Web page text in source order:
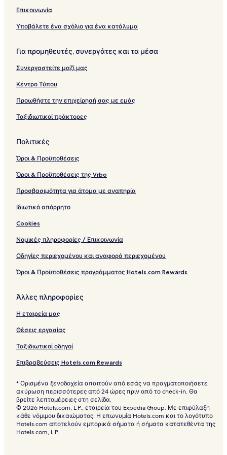
yony
Επικοινωνία
Υποβάλετε ένα σχόλιο για ένα κατάλυμα
Για προμηθευτές, συνεργάτες και τα μέσα
Συνεργαστείτε μαζί μας
Κέντρο Τύπου
Προωθήστε την επιχείρησή σας με εμάς
Ταξιδιωτικοί πράκτορες
Πολιτικές
Όροι & Προϋποθέσεις
Όροι & Προϋποθέσεις της Vrbo
Προσβασιμότητα για άτομα με αναπηρία
Ιδιωτικό απόρρητο
Cookies
Νομικές πληροφορίες / Επικοινωνία
Οδηγίες περιεχομένου και αναφορά περιεχομένου
Όροι & Προϋποθέσεις προγράμματος Hotels.com Rewards
Άλλες πληροφορίες
Η εταιρεία μας
Θέσεις εργασίας
Ταξιδιωτικοί οδηγοί
Επιβραβεύσεις Hotels.com Rewards
* Ορισμένα ξενοδοχεία απαιτούν από εσάς να πραγματοποιήσετε
ακύρωση περισσότερες από 24 ώρες πριν από το check-in. Θα
βρείτε λεπτομέρειες στη σελίδα.
© 2026 Hotels.com, L.P., εταιρεία του Expedia Group. Με επιφύλαξη
κάθε νόμιμου δικαιώματος. Η επωνυμία Hotels.com και το λογότυπο
Hotels.com αποτελούν εμπορικά σήματα ή σήματα κατατεθέντα της
Hotels.com, L.P.